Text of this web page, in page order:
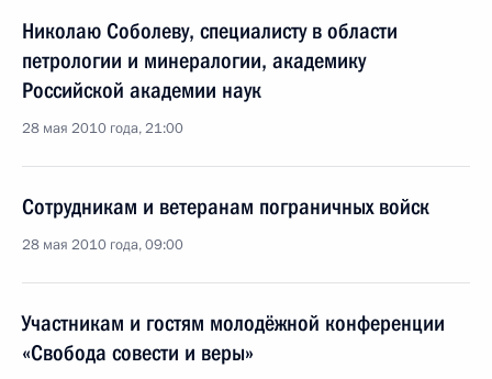
Николаю Соболеву, специалисту в области
петрологии и минералогии, академику
Российской академии наук
28 мая 2010 года, 21:00
Сотрудникам и ветеранам пограничных войск
28 мая 2010 года, 09:00
Участникам и гостям молодёжной конференции
«Свобода совести и веры»